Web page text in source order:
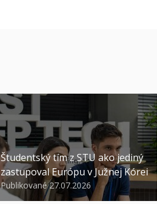
Študentský tím z STU ako jediný
zastupoval Európu v Južnej Kórei
Publikované 27.07.2026